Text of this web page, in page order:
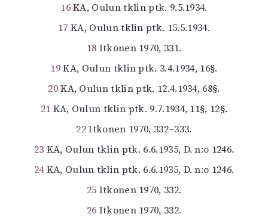
16KA, Oulun tklin ptk. 9.5.1934.
17 KA, Oulun tklin ptk. 15.5.1934.
18 Itkonen 1970, 331.
19KA, Oulun tklin ptk. 3.4.1934, 16§.
20KA, Oulun tklin ptk. 12.4.1934, 68§.
21 KA, Oulun tklin ptk. 9.7.1934, 11§, 12§.
22Itkonen 1970, 332–333.
23 KA, Oulun tklin ptk. 6.6.1935, D. n:o 1246.
24KA, Oulun tklin ptk. 6.6.1935, D. n:o 1246.
25 Itkonen 1970, 332.
26 Itkonen 1970, 332.